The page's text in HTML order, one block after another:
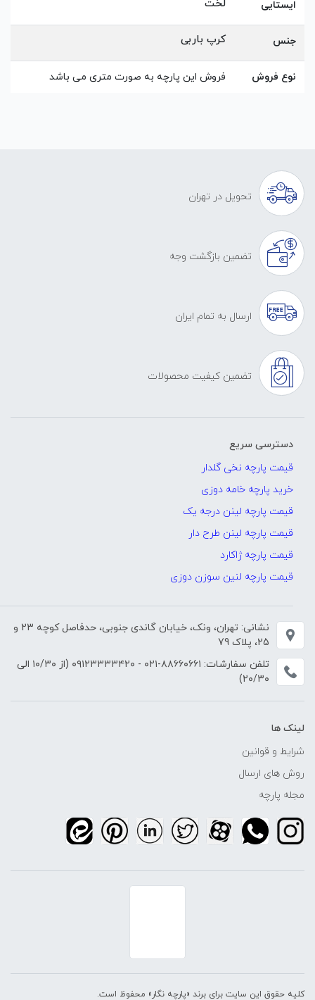
ایستایی لخت
جنس کرپ باربی
نوع فروش فروش این پارچه به صورت متری می باشد
تحویل در تهران
تضمین بازگشت وجه
ارسال به تمام ایران
تضمین کیفیت محصولات
دسترسی سریع
قیمت پارچه نخی گلدار
خرید پارچه خامه دوزی
قیمت پارچه لینن درجه یک
قیمت پارچه لینن طرح دار
قیمت پارچه ژاکارد
قیمت پارچه لنین سوزن دوزی
نشانی: تهران، ونک، خیابان گاندی جنوبی، حدفاصل کوچه 23 و
25، پلاک 79
تلفن سفارشات: ۸۸۶۶۰۶۶۱-۰۲۱ - ۰۹۱۲۳۳۳۳۴۲۰
(از ۱۰/۳۰ الی
۲۰/۳۰)
لینک ها
شرایط و قوانین
روش های ارسال
مجله پارچه
کلیه حقوق این سایت برای برند «پارچه نگار» محفوظ است.